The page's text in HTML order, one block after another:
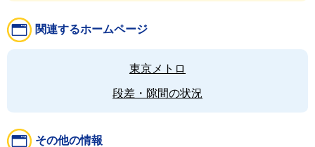
関連するホームページ
東京メトロ
段差・隙間の状況
その他の情報